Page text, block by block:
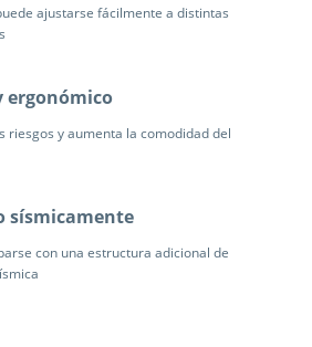
ajustarse fácilmente a distintas
ergonómico
riesgos y aumenta la comodidad del
sísmicamente
con una estructura adicional de